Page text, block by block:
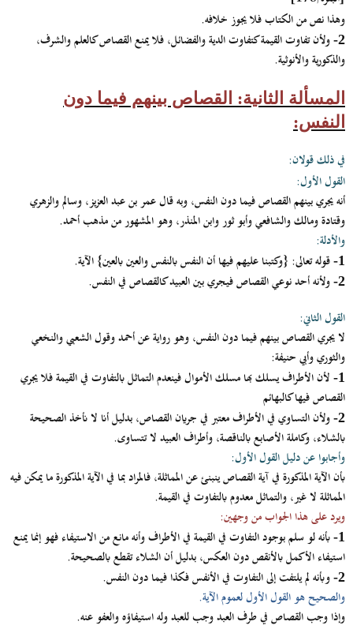
وهذا نص من الكتاب فلا يجوز خلافه.
2- ولأن تفاوت القيمة كتفاوت الدية والفضائل، فلا يمنع القصاص كالعلم والشرف،
والذكورية والأنوثية.
المسألة الثانية: القصاص بينهم فيما دون
النفس:
في ذلك قولان:
القول الأول:
أنه يجري بينهم القصاص فيما دون النفس، وبه قال عمر بن عبد العزيز، وسالم والزهري
وقتادة ومالك والشافعي وأبو ثور وابن المنذر، وهو المشهور من مذهب أحمد.
والأدلة:
1- قوله تعالى: {وكتبنا عليهم فيها أن النفس بالنفس والعين بالعين} الآية.
2- ولأنه أحد نوعي القصاص فيجري بين العبيد كالقصاص في النفس.
القول الثاني:
لا يجري القصاص بينهم فيما دون النفس، وهو رواية عن أحمد وقول الشعبي والنخعي
والثوري وأبي حنيفة:
1- لأن الأطراف يسلك بها مسلك الأموال فينعدم التماثل بالتفاوت في القيمة فلا يجري
القصاص فيها كالبهائم
2- ولأن التساوي في الأطراف معتبر في جريان القصاص، بدليل أنا لا نأخذ الصحيحة
بالشلاء، وكاملة الأصابع بالناقصة، وأطراف العبيد لا تتساوى.
وأجابوا عن دليل القول الأول:
بأن الآية المذكورة في آية القصاص ينبنئ عن المماثلة، فالمراد بما في الآية المذكورة ما يمكن فيه
المماثلة لا غير، والتماثل معدوم بالتفاوت في القيمة.
ويرد على هذا الجواب من وجهين:
1- بأنه لو سلم بوجود التفاوت في القيمة في الأطراف وأنه مانع من الاستيفاء فهو إنما يمنع
استيفاء الأكمل بالأنقص دون العكس، بدليل أن الشلاء تقطع بالصحيحة.
2- وبأنه لم يلتفت إلى التفاوت في الأنفس فكذا فيما دون النفس.
والصحيح هو القول الأول لعموم الآية.
وإذا وجب القصاص في طرف العبد وجب للعبد وله استيفاؤه والعفو عنه.